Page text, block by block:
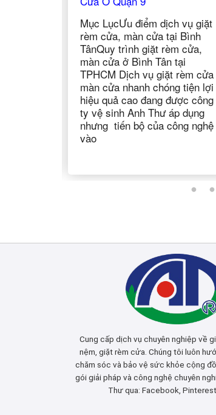
điểm dịch vụ giặt
màn cửa tại Bình
trình giặt rèm cửa,
cửa ở Bình Tân tại
Dịch vụ giặt rèm cửa
cửa nhanh chóng tiện lợi
cao đang được công
sinh Anh Thư áp dụng
tiến bộ của công nghệ
Mục LụcƯu
rèm cửa,
TânQuy
màn cửa ở
TPHCM
màn cửa
nhất và giá
nhưng vẫn
lượng tuyệt
Cung cấp dịch vụ chuyên nghiệp về
nệm, giặt rèm cửa. Chúng tôi luôn
chăm sóc và bảo vệ sức khỏe cộng
gói giải pháp và công nghệ chuyên
Thư qua: Facebook Pinterest